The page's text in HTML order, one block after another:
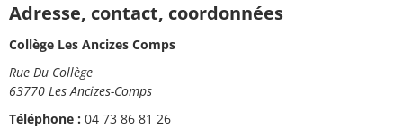
Adresse, contact, coordonnées
Collège Les Ancizes Comps
Rue Du Collège
63770 Les Ancizes-Comps
Téléphone : 04 73 86 81 26